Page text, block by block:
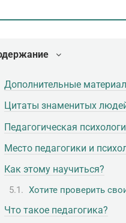
Дополнительные
Цитаты знаменитых
Педагогическая
Место педагогики и
Как этому научиться?
Хотите проверить
Что такое педагогика?